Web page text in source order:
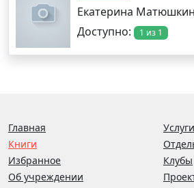
Екатерина
Доступно:
1 из 1
Главная
Книги
Избранное
Об учреждении
Клубы